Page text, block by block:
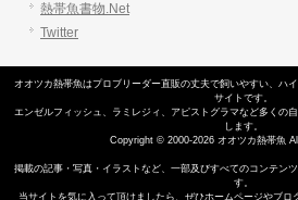
熱帯魚書物.Net
Twitter
オオツカ熱帯魚はプロブリーダー直販の丈夫で飼いやすい、 ハ
サイトです。
エンゼルフィッシュ 、 ラミレジィ 、 アピストグラマなど多くの
します。
Copyright © 2000-2026 オオツカ熱帯魚
掲載の記事・写真・イラストなど、一部及びすべてのコンテン
す。
当サイトを気に入って頂けましたら、ぜひホームページやブロ